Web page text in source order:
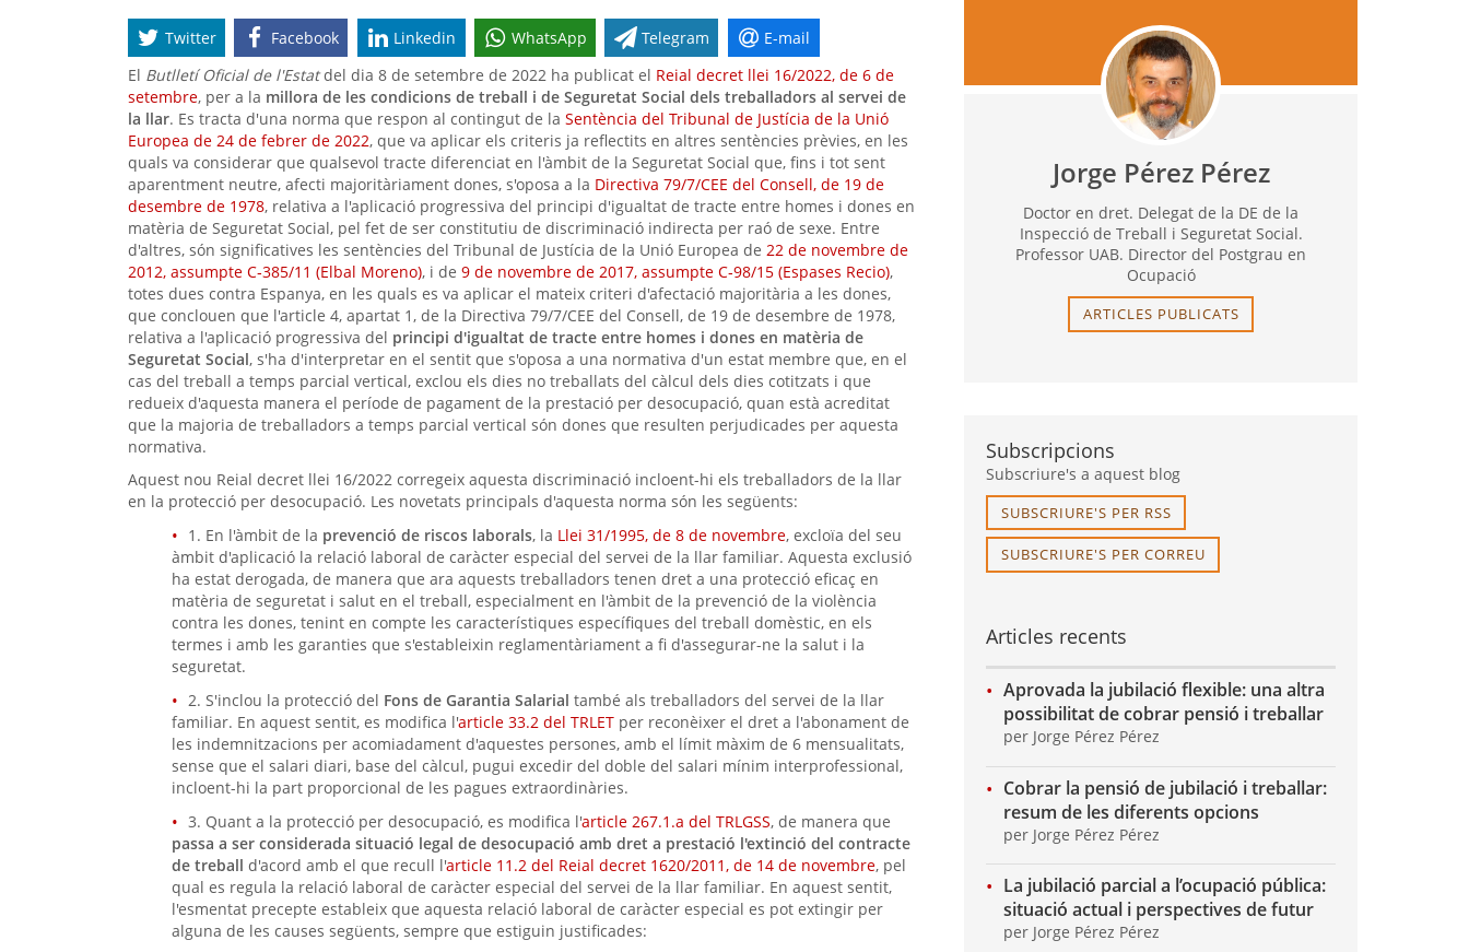
Twitter Facebook Linkedin WhatsApp Telegram
E-mail
El Butlletí Oficial de l'Estatdel dia 8 de setembre de 2022 ha publicat el Reial decret llei 16/2022, de 6 de
setembre, per a la millora de les condicions de treball i de Seguretat Social dels treballadors al servei de
la llar. Es tracta d'una norma que respon al contingut de la Sentència del Tribunal de Justícia de la Unió
Europea de 24 de febrer de 2022, que va aplicar els criteris ja reflectits en altres sentències prèvies, en les
quals va considerar que qualsevol tracte diferenciat en l'àmbit de la Seguretat Social que, fins i tot sent
aparentment neutre, afecti majoritàriament dones, s'oposa a la Directiva 79/7/CEE del Consell, de 19 de
desembre de 1978, relativa a l'aplicació progressiva del principi d'igualtat de tracte entre homes i dones en
matèria de Seguretat Social, pel fet de ser constitutiu de discriminació indirecta per raó de sexe. Entre
d'altres, són significatives les sentències del Tribunal de Justícia de la Unió Europea de 22 de novembre de
2012, assumpte C‑385/11 (Elbal Moreno), i de 9 de novembre de 2017, assumpte C‑98/15 (Espases Recio),
totes dues contra Espanya, en les quals es va aplicar el mateix criteri d'afectació majoritària a les dones,
que conclouen que l'article 4, apartat 1, de la Directiva 79/7/CEE del Consell, de 19 de desembre de 1978,
relativa a l'aplicació progressiva del principi d'igualtat de tracte entre homes i dones en matèria de
Seguretat Social, s'ha d'interpretar en el sentit que s'oposa a una normativa d'un estat membre que, en el
cas del treball a temps parcial vertical, exclou els dies no treballats del càlcul dels dies cotitzats i que
redueix d'aquesta manera el període de pagament de la prestació per desocupació, quan està acreditat
que la majoria de treballadors a temps parcial vertical són dones que resulten perjudicades per aquesta
normativa.
Aquest nou Reial decret llei 16/2022 corregeix aquesta discriminació incloent-hi els treballadors de la llar
en la protecció per desocupació. Les novetats principals d'aquesta norma són les següents:
1. En l'àmbit de la prevenció de riscos laborals, la Llei 31/1995, de 8 de novembre, excloïa del seu
àmbit d'aplicació la relació laboral de caràcter especial del servei de la llar familiar. Aquesta exclusió
ha estat derogada, de manera que ara aquests treballadors tenen dret a una protecció eficaç en
matèria de seguretat i salut en el treball, especialment en l'àmbit de la prevenció de la violència
contra les dones, tenint en compte les característiques específiques del treball domèstic, en els
termes i amb les garanties que s'estableixin reglamentàriament a fi d'assegurar-ne la salut i la
seguretat.
2. S'inclou la protecció del Fons de Garantia Salarial també als treballadors del servei de la llar
familiar. En aquest sentit, es modifica l'article 33.2 del TRLET per reconèixer el dret a l'abonament de
les indemnitzacions per acomiadament d'aquestes persones, amb el límit màxim de 6 mensualitats,
sense que el salari diari, base del càlcul, pugui excedir del doble del salari mínim interprofessional,
incloent-hi la part proporcional de les pagues extraordinàries.
3. Quant a la protecció per desocupació, es modifica l'article 267.1.a del TRLGSS, de manera que
passa a ser considerada situació legal de desocupació amb dret a prestació l'extinció del contracte
de treball d'acord amb el que recull l'article 11.2 del Reial decret 1620/2011, de 14 de novembre, pel
qual es regula la relació laboral de caràcter especial del servei de la llar familiar. En aquest sentit,
l'esmentat precepte estableix que aquesta relació laboral de caràcter especial es pot extingir per
alguna de les causes següents, sempre que estiguin justificades:
Jorge Pérez Pérez
Doctor en dret. Delegat de la DE de la
Inspecció de Treball i Seguretat Social.
Professor UAB. Director del Postgrau en
Ocupació
ARTICLES PUBLICATS
Subscripcions
Subscriure's a aquest blog
SUBSCRIURE'S PER RSS
SUBSCRIURE'S PER CORREU
Articles recents
Aprovada la jubilació flexible: una altra
possibilitat de cobrar pensió i treballar
per Jorge Pérez Pérez
Cobrar la pensió de jubilació i treballar:
resum de les diferents opcions
per Jorge Pérez Pérez
La jubilació parcial a l’ocupació pública:
situació actual i perspectives de futur
per Jorge Pérez Pérez